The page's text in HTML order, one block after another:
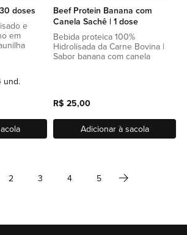
doses
e
em
und.
Beef Protein Banana com
Canela Sachê | 1 dose
Bebida proteica 100%
Hidrolisada da Carne Bovina |
Sabor banana com canela
R$ 25,00
Adicionar à sacola
Página
lendo a pagina
Página
2 Página
3 Página
4 Página
5 Página
Próximo